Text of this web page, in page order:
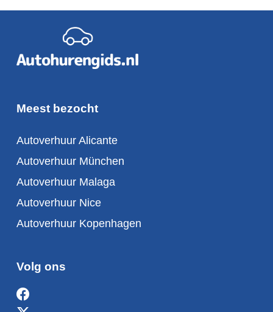
Meest bezocht
Autoverhuur Alicante
Autoverhuur München
Autoverhuur Malaga
Autoverhuur Nice
Autoverhuur Kopenhagen
Volg ons